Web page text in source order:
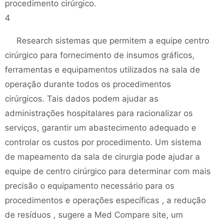
procedimento cirúrgico.
4
Research sistemas que permitem a equipe centro
cirúrgico para fornecimento de insumos gráficos,
ferramentas e equipamentos utilizados na sala de
operação durante todos os procedimentos
cirúrgicos. Tais dados podem ajudar as
administrações hospitalares para racionalizar os
serviços, garantir um abastecimento adequado e
controlar os custos por procedimento. Um sistema
de mapeamento da sala de cirurgia pode ajudar a
equipe de centro cirúrgico para determinar com mais
precisão o equipamento necessário para os
procedimentos e operações específicas , a redução
de resíduos , sugere a Med Compare site, um